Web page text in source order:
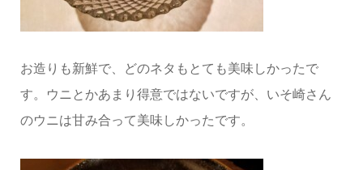
お造りも新鮮で、どのネタもとても美味しかったで
す。ウニとかあまり得意ではないですが、いそ崎さん
のウニは甘み合って美味しかったです。